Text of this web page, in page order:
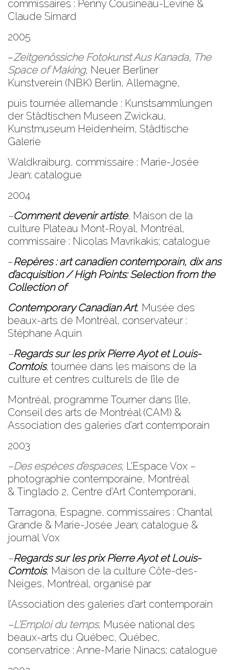
commissaires : Penny Cousineau-Levine &
Claude Simard
2005
–Zeitgenössiche Fotokunst Aus Kanada, The
Space of Making, Neuer Berliner
Kunstverein (NBK) Berlin, Allemagne,
puis tournée allemande : Kunstsammlungen
der Städtischen Museen Zwickau,
Kunstmuseum Heidenheim, Städtische
Galerie
Waldkraiburg, commissaire : Marie-Josée
Jean; catalogue
2004
–Comment devenir artiste, Maison de la
culture Plateau Mont-Royal, Montréal,
commissaire : Nicolas Mavrikakis; catalogue
–Repères : art canadien contemporain, dix ans
d’acquisition / High Points: Selection from the
Collection of
Contemporary Canadian Art, Musée des
beaux-arts de Montréal, conservateur :
Stéphane Aquin
–Regards sur les prix Pierre Ayot et Louis-
Comtois, tournée dans les maisons de la
culture et centres culturels de l’île de
Montréal, programme Tourner dans l’île,
Conseil des arts de Montréal (CAM) &
Association des galeries d’art contemporain
2003
–Des espèces d’espaces, L’Espace Vox –
photographie contemporaine, Montréal
& Tinglado 2, Centre d’Art Contemporani,
Tarragona, Espagne, commissaires : Chantal
Grande & Marie-Josée Jean; catalogue &
journal Vox
–Regards sur les prix Pierre Ayot et Louis-
Comtois, Maison de la culture Côte-des-
Neiges, Montréal, organisé par
l’Association des galeries d’art contemporain
–L’Emploi du temps, Musée national des
beaux-arts du Québec, Québec,
conservatrice : Anne-Marie Ninacs; catalogue